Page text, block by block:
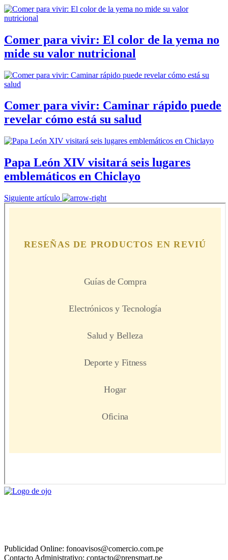
Comer para vivir: El color de la yema no
mide su valor nutricional
Comer para vivir: Caminar rápido puede
revelar cómo está su salud
Papa León XIV visitará seis lugares
emblemáticos en Chiclayo
Siguiente artículo
Publicidad Online: fonoavisos@comercio.com.pe
Contacto Administrativo: contacto@prensmart.pe